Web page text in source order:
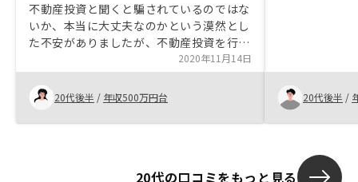
不動産投資と聞くと騙されているのではな
いか、本当に大丈夫なのかという漠然とし
た不安がありましたが、不動産投資を行う
メリット、デメリットを教えて頂き、自分
に合う老後の資産形成には不動産投資を行
うメリットが強いと思いました。特にあり
ません。
2020年11月14日
20代後半 / 年収500万円台 20代後半 /
20代の口コミをもっと見る